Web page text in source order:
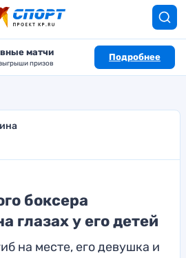
матчи
призов
Подробнее
боксера
глазах у его детей
на месте, его девушка и